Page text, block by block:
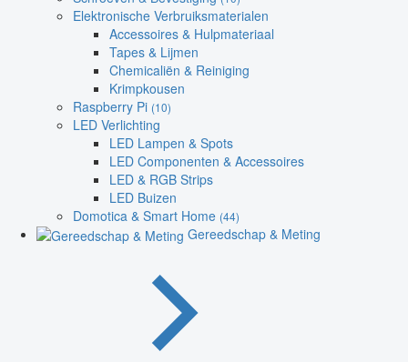
Elektronische Verbruiksmaterialen
Accessoires & Hulpmateriaal
Tapes & Lijmen
Chemicaliën & Reiniging
Krimpkousen
Raspberry Pi (10)
LED Verlichting
LED Lampen & Spots
LED Componenten & Accessoires
LED & RGB Strips
LED Buizen
Domotica & Smart Home (44)
Gereedschap & Meting